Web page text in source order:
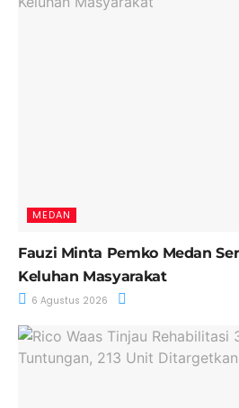
MEDAN
Fauzi Minta Pemko Medan
Keluhan Masyarakat
6 Agustus 2026